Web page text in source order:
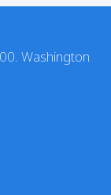
Washington